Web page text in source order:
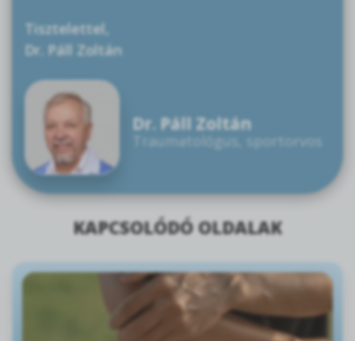
Tisztelettel,
Dr. Páll Zoltán
Dr. Páll Zoltán
Traumatológus, sportorvos
KAPCSOLÓDÓ OLDALAK